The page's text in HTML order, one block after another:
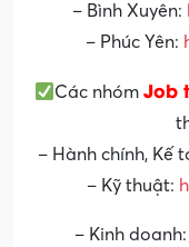
– Bình Xuyên:
– Phúc Yên:
Các nhómJob
– Hành chính, Kế
– Kỹ thuật:
– Kinh doanh: